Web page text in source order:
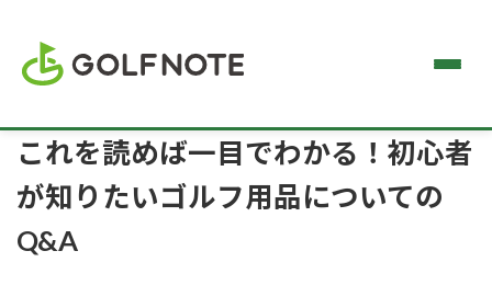
これを読めば一目でわかる！初心者
が知りたいゴルフ用品についての
Q&A